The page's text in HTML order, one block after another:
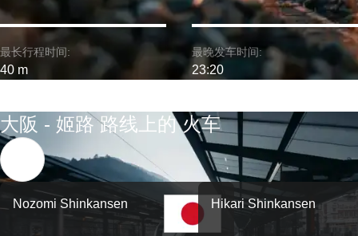
最长行程时间:
40 m
最晚发车时间:
23:20
大阪 - 姬路 路线上的 火车
Nozomi Shinkansen Hikari Shinkansen